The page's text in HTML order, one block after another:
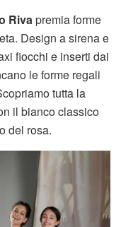
Riva premia forme
Design a sirena e
fiocchi e inserti dai
le forme regali
tutta la
il bianco classico
del rosa.